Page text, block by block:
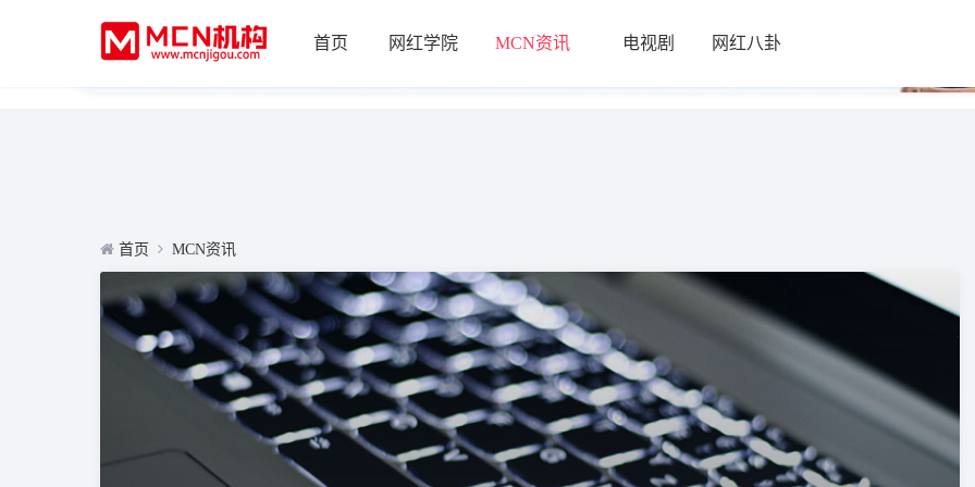
首页 网红学院 MCN资讯 电视剧 网红八卦
首页 MCN资讯